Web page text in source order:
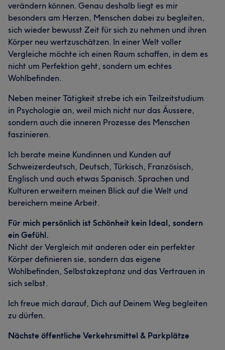
verändern können. Genau deshalb liegt es mir
besonders am Herzen, Menschen dabei zu begleiten,
sich wieder bewusst Zeit für sich zu nehmen und ihren
Körper neu wertzuschätzen. In einer Welt voller
Vergleiche möchte ich einen Raum schaffen, in dem es
nicht um Perfektion geht, sondern um echtes
Wohlbefinden.
Neben meiner Tätigkeit strebe ich ein Teilzeitstudium
in Psychologie an, weil mich nicht nur das Äussere,
sondern auch die inneren Prozesse des Menschen
faszinieren.
Ich berate meine Kundinnen und Kunden auf
Schweizerdeutsch, Deutsch, Türkisch, Französisch,
Englisch und auch etwas Spanisch. Sprachen und
Kulturen erweitern meinen Blick auf die Welt und
bereichern meine Arbeit.
Für mich persönlich ist Schönheit kein Ideal, sondern
ein Gefühl.
Nicht der Vergleich mit anderen oder ein perfekter
Körper definieren sie, sondern das eigene
Wohlbefinden, Selbstakzeptanz und das Vertrauen in
sich selbst.
Ich freue mich darauf, Dich auf Deinem Weg begleiten
zu dürfen.
Nächste öffentliche Verkehrsmittel & Parkplätze